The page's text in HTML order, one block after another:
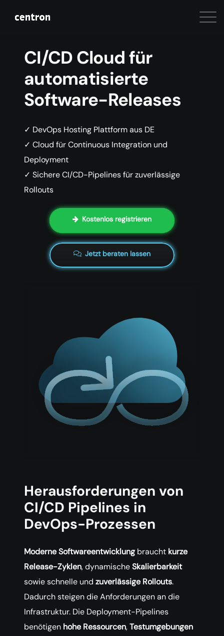
CI/CD Cloud für
automatisierte
Software-Releases
✓ DevOps Hosting Plattform aus DE
✓ Cloud für Continuous Integration und
Deployment
✓ Sichere CI/CD-Pipelines für zuverlässige
Rollouts
Kostenlos registrieren
Jetzt beraten lassen
Herausforderungen von
CI/CD Pipelines in
DevOps-Prozessen
Moderne Softwareentwicklungbraucht kurze
Release-Zyklen, dynamischeSkalierbarkeit
sowie schnelle und zuverlässige Rollouts.
Dadurch steigen die Anforderungen an die
Infrastruktur. Die Deployment-Pipelines
benötigen hohe Ressourcen,Testumgebungen